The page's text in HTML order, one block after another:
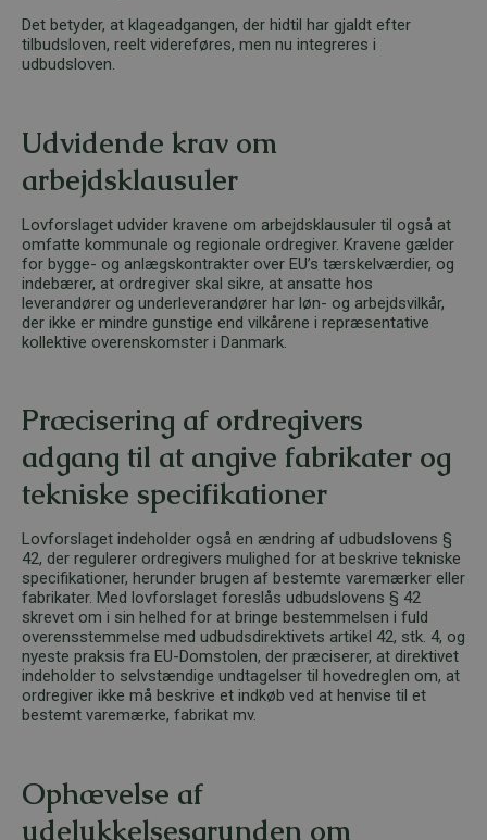
Det betyder, at klageadgangen, der hidtil har gjaldt efter
tilbudsloven, reelt videreføres, men nu integreres i
udbudsloven.
Udvidende krav om
arbejdsklausuler
Lovforslaget udvider kravene om arbejdsklausuler til også at
omfatte kommunale og regionale ordregiver. Kravene gælder
for bygge- og anlægskontrakter over EU’s tærskelværdier, og
indebærer, at ordregiver skal sikre, at ansatte hos
leverandører og underleverandører har løn- og arbejdsvilkår,
der ikke er mindre gunstige end vilkårene i repræsentative
kollektive overenskomster i Danmark.
Præcisering af ordregivers
adgang til at angive fabrikater og
tekniske specifikationer
Lovforslaget indeholder også en ændring af udbudslovens §
42, der regulerer ordregivers mulighed for at beskrive tekniske
specifikationer, herunder brugen af bestemte varemærker eller
fabrikater. Med lovforslaget foreslås udbudslovens § 42
skrevet om i sin helhed for at bringe bestemmelsen i fuld
overensstemmelse med udbudsdirektivets artikel 42, stk. 4, og
nyeste praksis fra EU-Domstolen, der præciserer, at direktivet
indeholder to selvstændige undtagelser til hovedreglen om, at
ordregiver ikke må beskrive et indkøb ved at henvise til et
bestemt varemærke, fabrikat mv.
Ophævelse af
udelukkelsesgrunden om